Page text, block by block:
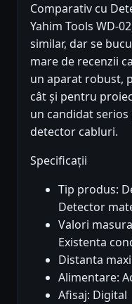
Comparativ cu
Yahim Tools WD-
similar, dar se
mare de recenzii
un aparat robust,
cât și pentru
un candidat
detector cabluri.
Specificații
Tip produs:
Detector
Valori
Existenta
Distanta
Alimentare:
Afisaj: Digital